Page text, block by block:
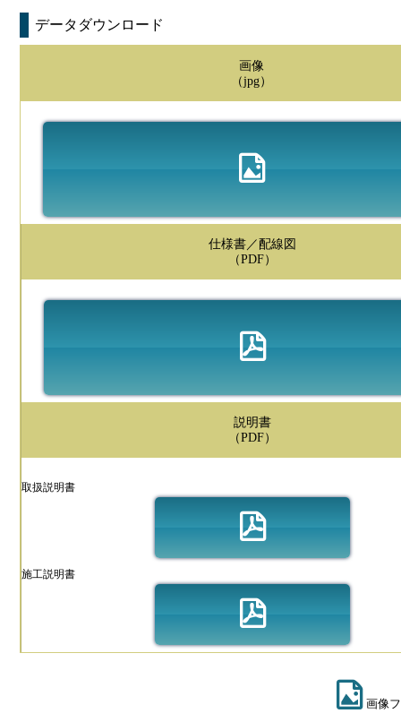
データダウンロード
画像
（jpg）
仕様書／配線図
（PDF）
説明書
（PDF）
取扱説明書
施工説明書
画像